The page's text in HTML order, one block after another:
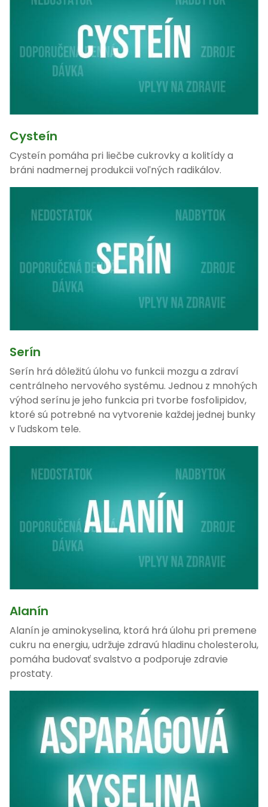
Cysteín
Cysteín pomáha pri liečbe cukrovky a kolitídy a
bráni nadmernej produkcii voľných radikálov.
Serín
Serín hrá dôležitú úlohu vo funkcii mozgu a zdraví
centrálneho nervového systému. Jednou z mnohých
výhod serínu je jeho funkcia pri tvorbe fosfolipidov,
ktoré sú potrebné na vytvorenie každej jednej bunky
v ľudskom tele.
Alanín
Alanín je aminokyselina, ktorá hrá úlohu pri premene
cukru na energiu, udržuje zdravú hladinu cholesterolu,
pomáha budovať svalstvo a podporuje zdravie
prostaty.